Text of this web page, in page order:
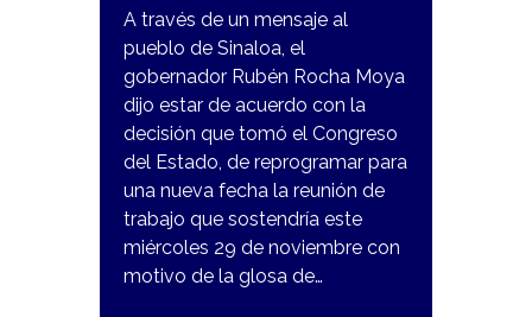
A través de un mensaje al
pueblo de Sinaloa, el
gobernador Rubén Rocha Moya
dijo estar de acuerdo con la
decisión que tomó el Congreso
del Estado, de reprogramar para
una nueva fecha la reunión de
trabajo que sostendría este
miércoles 29 de noviembre con
motivo de la glosa de…